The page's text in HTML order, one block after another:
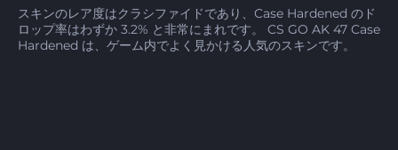
スキンのレア度はクラシファイドであり、Case Hardened のド
ロップ率はわずか 3.2% と非常にまれです。 CS GO AK 47 Case
Hardened は、ゲーム内でよく見かける人気のスキンです。